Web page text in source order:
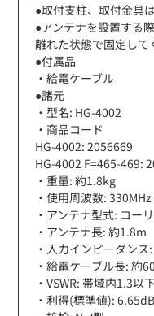
●取付支柱、取付金具
●アンテナを設置する
離れた状態で固定して
●付属品
・給電ケーブル
●諸元
・型名: HG-4002
・商品コード
HG-4002: 2056669
HG-4002 F=465-469:
・重量: 約1.8kg
・使用周波数:
・アンテナ型式: コー
・アンテナ長: 約1.8m
・入力インピーダン
・給電ケーブル長: 約
・VSWR: 帯域内1.3以
・利得(標準値):